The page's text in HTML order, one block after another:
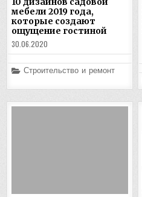
мебели 2019 года,
которые создают
ощущение гостиной
30.06.2020
Posted
Строительство и ремонт